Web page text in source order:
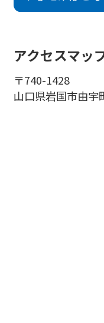
アクセスマッ
〒740-1428
山口県岩国市由宇